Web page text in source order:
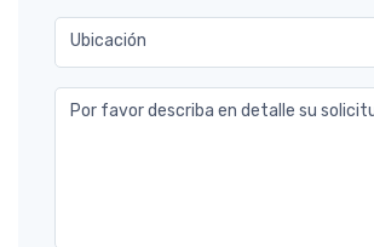
Ubicación
Por favor describa en detalle su